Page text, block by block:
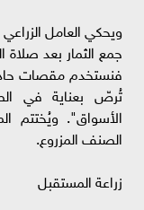
ويحكي العامل
جمع الثمار بعد صلاة
فنستخدم مقصات
تُرصّ بعناية في
الأسواق". ويُختتم
الصنف المزروع.
زراعة المستقبل